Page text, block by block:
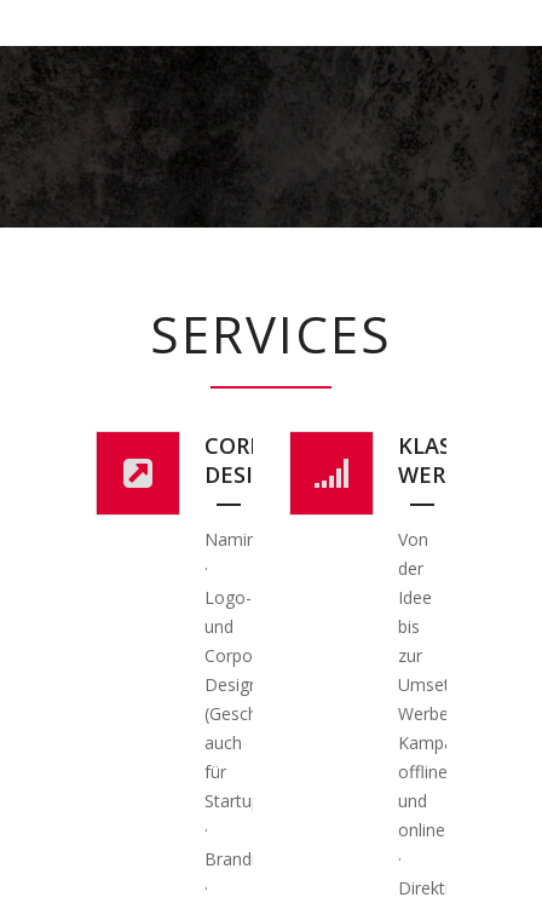
SERVICES
CORPORATE
DESIGN
Naming
·
Logo-
und
Corporate
Design
(Geschäftsausstattung,
auch
für
Startups)
·
Branding
·
KLASSISCHE
WERBUNG
Von
der
Idee
bis
zur
Umsetzung:
Werbestrategien,
Kampagnen
offline
und
online
·
Direktmarketing,